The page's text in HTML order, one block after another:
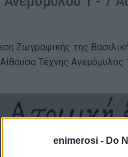
enimerosi - Do
Ζωγραφικής της
Τέχνης